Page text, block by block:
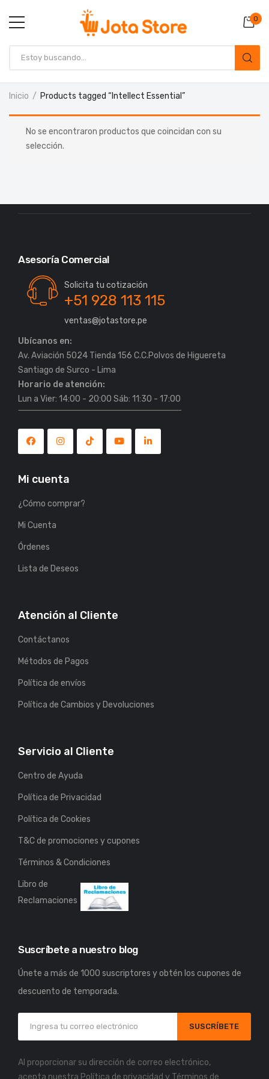
0
Inicio Products tagged “Intellect Essential”
No se encontraron productos que coincidan con su
selección.
Asesoría Comercial
Solicita tu cotización
+51 928 113 115
ventas@jotastore.pe
Ubícanos en:
Av. Aviación 5024 Tienda 156 C.C.Polvos de Higuereta
Horario de atención:
Lun a Vier: 14:00 - 20:00 Sáb: 11:30 - 17:00
Mi cuenta
¿Cómo comprar?
Mi Cuenta
Órdenes
Lista de Deseos
Atención al Cliente
Contáctanos
Métodos de Pagos
Política de envíos
Política de Cambios y Devoluciones
Servicio al Cliente
Centro de Ayuda
Política de Privacidad
Política de Cookies
T&C de promociones y cupones
Términos & Condiciones
Libro de
Reclamaciones
Suscríbete a nuestro blog
Únete a más de 1000 suscriptores y obtén los cupones de
descuento de temporada.
SUSCRÍBETE
Al proporcionar su dirección de correo electrónico,
acepta nuestra Política de privacidad y Términos de